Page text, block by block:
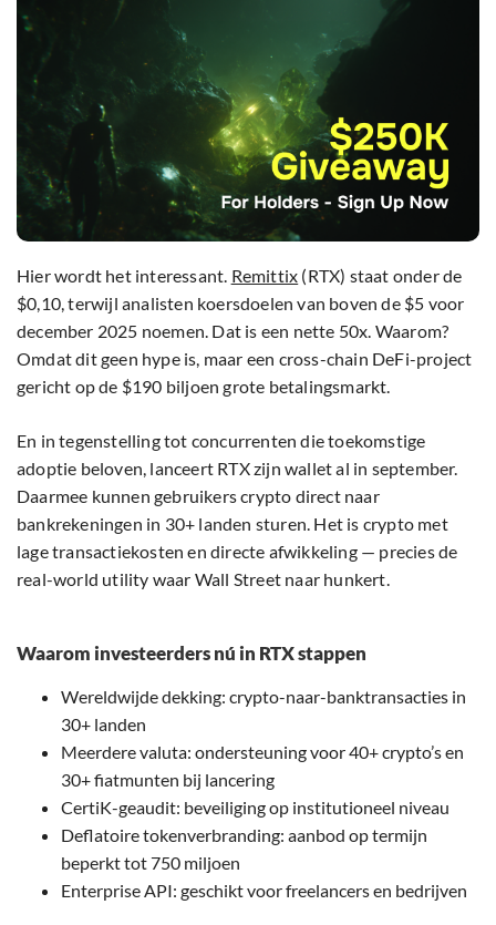
Hier wordt het interessant. Remittix (RTX) staat onder de
$0,10, terwijl analisten koersdoelen van boven de $5 voor
december 2025 noemen. Dat is een nette 50x. Waarom?
Omdat dit geen hype is, maar een cross-chain DeFi-project
gericht op de $190 biljoen grote betalingsmarkt.
En in tegenstelling tot concurrenten die toekomstige
adoptie beloven, lanceert RTX zijn wallet al in september.
Daarmee kunnen gebruikers crypto direct naar
bankrekeningen in 30+ landen sturen. Het is crypto met
lage transactiekosten en directe afwikkeling — precies de
real-world utility waar Wall Street naar hunkert.
Waarom investeerders nú in RTX stappen
Wereldwijde dekking: crypto-naar-banktransacties in
30+ landen
Meerdere valuta: ondersteuning voor 40+ crypto’s en
30+ fiatmunten bij lancering
CertiK-geaudit: beveiliging op institutioneel niveau
Deflatoire tokenverbranding: aanbod op termijn
beperkt tot 750 miljoen
Enterprise API: geschikt voor freelancers en bedrijven